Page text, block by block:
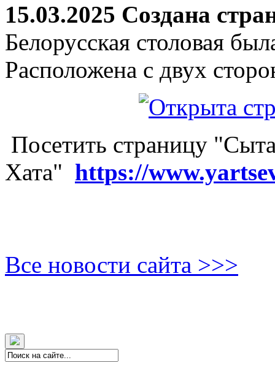
15.03.2025 Создана
Белорусская столовая
Расположена с двух
Посетить страницу
Хата" https://
Все новости сайта >>>